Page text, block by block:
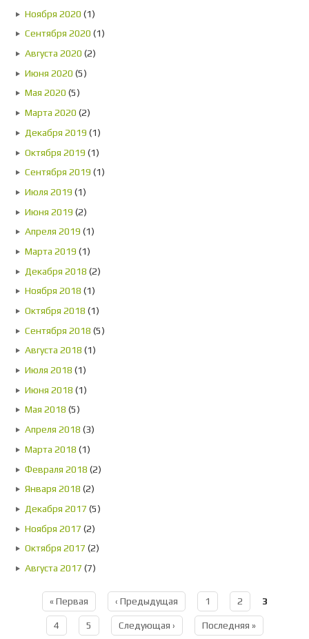
Ноября 2020 (1)
Сентября 2020 (1)
Августа 2020 (2)
Июня 2020 (5)
Мая 2020 (5)
Марта 2020 (2)
Декабря 2019 (1)
Октября 2019 (1)
Сентября 2019 (1)
Июля 2019 (1)
Июня 2019 (2)
Апреля 2019 (1)
Марта 2019 (1)
Декабря 2018 (2)
Ноября 2018 (1)
Октября 2018 (1)
Сентября 2018 (5)
Августа 2018 (1)
Июля 2018 (1)
Июня 2018 (1)
Мая 2018 (5)
Апреля 2018 (3)
Марта 2018 (1)
Февраля 2018 (2)
Января 2018 (2)
Декабря 2017 (5)
Ноября 2017 (2)
Октября 2017 (2)
Августа 2017 (7)
Страницы
« Первая ‹ Предыдущая 1 2 3
4 5 Следующая › Последняя »